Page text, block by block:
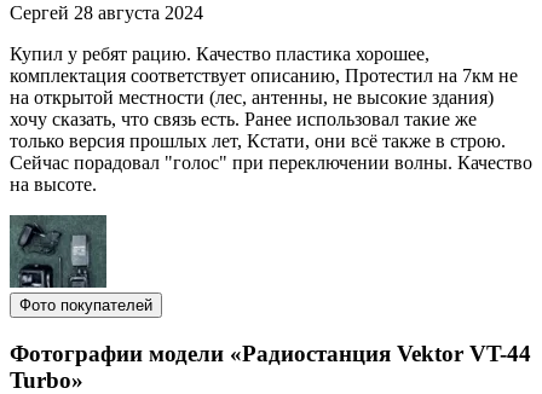
Сергей 28 августа 2024
Купил у ребят рацию. Качество пластика хорошее,
комплектация соответствует описанию, Протестил на 7км не
на открытой местности (лес, антенны, не высокие здания)
хочу сказать, что связь есть. Ранее использовал такие же
только версия прошлых лет, Кстати, они всё также в строю.
Сейчас порадовал "голос" при переключении волны. Качество
на высоте.
Фото покупателей
Фотографии модели «Радиостанция Vektor VT-44
Turbo»